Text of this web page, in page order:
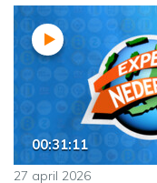
00:31:11
27 april 2026